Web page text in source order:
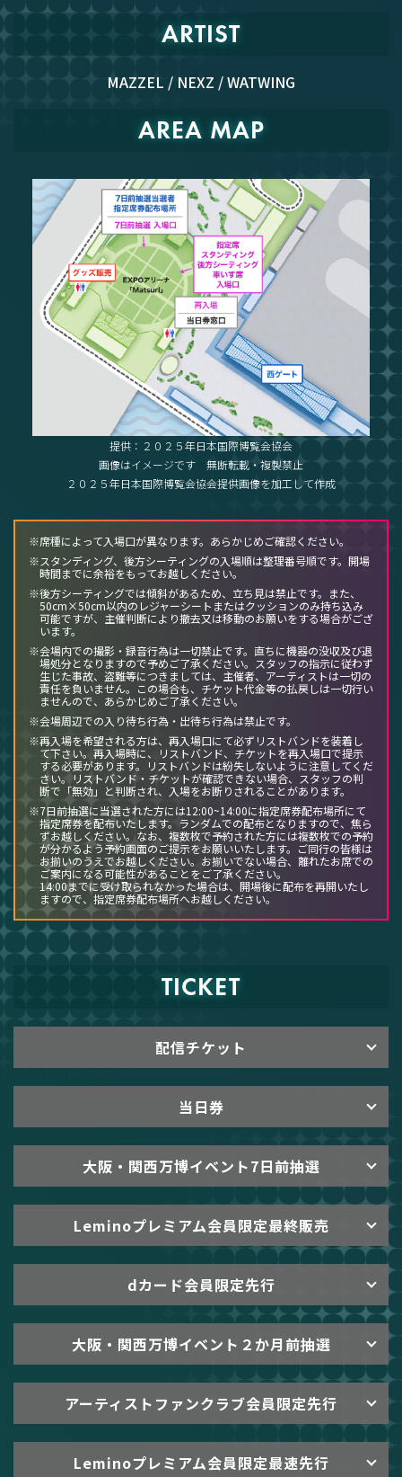
ARTIST
MAZZEL / NEXZ / WATWING
AREA MAP
提供：２０２５年日本国際博覧会協会
画像はイメージです 無断転載・複製禁止
２０２５年日本国際博覧会協会提供画像を加工して作成
※席種によって入場口が異なります。あらかじめご確認ください。
※スタンディング、後方シーティングの入場順は整理番号順です。開場
時間までに余裕をもってお越しください。
※後方シーティングでは傾斜があるため、立ち見は禁止です。また、
50cm×50cm以内のレジャーシートまたはクッションのみ持ち込み
可能ですが、主催判断により撤去又は移動のお願いをする場合がござ
います。
※会場内での撮影・録音行為は一切禁止です。直ちに機器の没収及び退
場処分となりますので予めご了承ください。スタッフの指示に従わず
生じた事故、盗難等につきましては、主催者、アーティストは一切の
責任を負いません。この場合も、チケット代金等の払戻しは一切行い
ませんので、あらかじめご了承ください。
※会場周辺での入り待ち行為・出待ち行為は禁止です。
※再入場を希望される方は、再入場口にて必ずリストバンドを装着し
て下さい。再入場時に、リストバンド、チケットを再入場口で提示
する必要があります。リストバンドは紛失しないように注意してくだ
さい。リストバンド・チケットが確認できない場合、スタッフの判
断で「無効」と判断され、入場をお断りされることがあります。
※7日前抽選に当選された方には12:00~14:00に指定席券配布場所にて
指定席券を配布いたします。ランダムでの配布となりますので、焦ら
ずお越しください。なお、複数枚で予約された方には複数枚での予約
が分かるよう予約画面のご提示をお願いいたします。ご同行の皆様は
お揃いのうえでお越しください。お揃いでない場合、離れたお席での
ご案内になる可能性があることをご了承ください。
14:00までに受け取られなかった場合は、開場後に配布を再開いたし
ますので、指定席券配布場所へお越しください。
TICKET
配信チケット
当日券
大阪・関西万博イベント7日前抽選
Leminoプレミアム会員限定最終販売
dカード会員限定先行
大阪・関西万博イベント２か月前抽選
アーティストファンクラブ会員限定先行
Leminoプレミアム会員限定最速先行